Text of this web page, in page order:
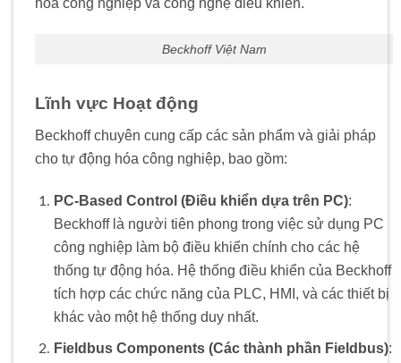
hóa công nghiệp và công nghệ điều khiển.
Beckhoff Việt Nam
Lĩnh vực Hoạt động
Beckhoff chuyên cung cấp các sản phẩm và giải pháp
cho tự động hóa công nghiệp, bao gồm:
PC-Based Control (Điều khiển dựa trên PC):
Beckhoff là người tiên phong trong việc sử dụng PC
công nghiệp làm bộ điều khiển chính cho các hệ
thống tự động hóa. Hệ thống điều khiển của Beckhoff
tích hợp các chức năng của PLC, HMI, và các thiết bị
khác vào một hệ thống duy nhất.
Fieldbus Components (Các thành phần Fieldbus):